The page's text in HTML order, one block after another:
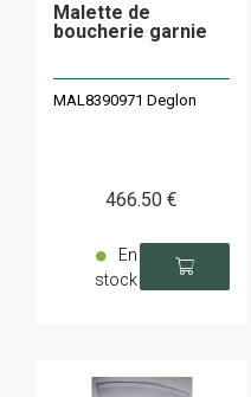
Malette de
boucherie garnie
MAL8390971 Deglon
466.50 €
En
stock